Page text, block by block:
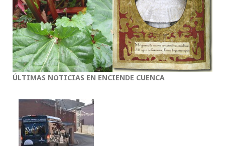
ÚLTIMAS NOTICIAS EN ENCIENDE CUENCA